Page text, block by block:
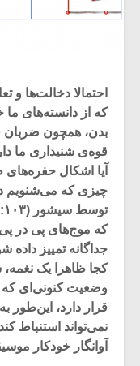
احتمالا دخالت‌ها و
که از دانسته‌های ما
بدن، همچون ضربان
قوه‌ی شنیداری ما
آیا اشکال حفره‌های
چیزی که می‌شنویم
که موج‌های پی در
جداگانه تمییز داده
کجا ظاهرا یک
وضعیت کنونی‌ای که
قرار دارد، این‌طور
نمی‌تواند استنباط
آوانگار خودکار